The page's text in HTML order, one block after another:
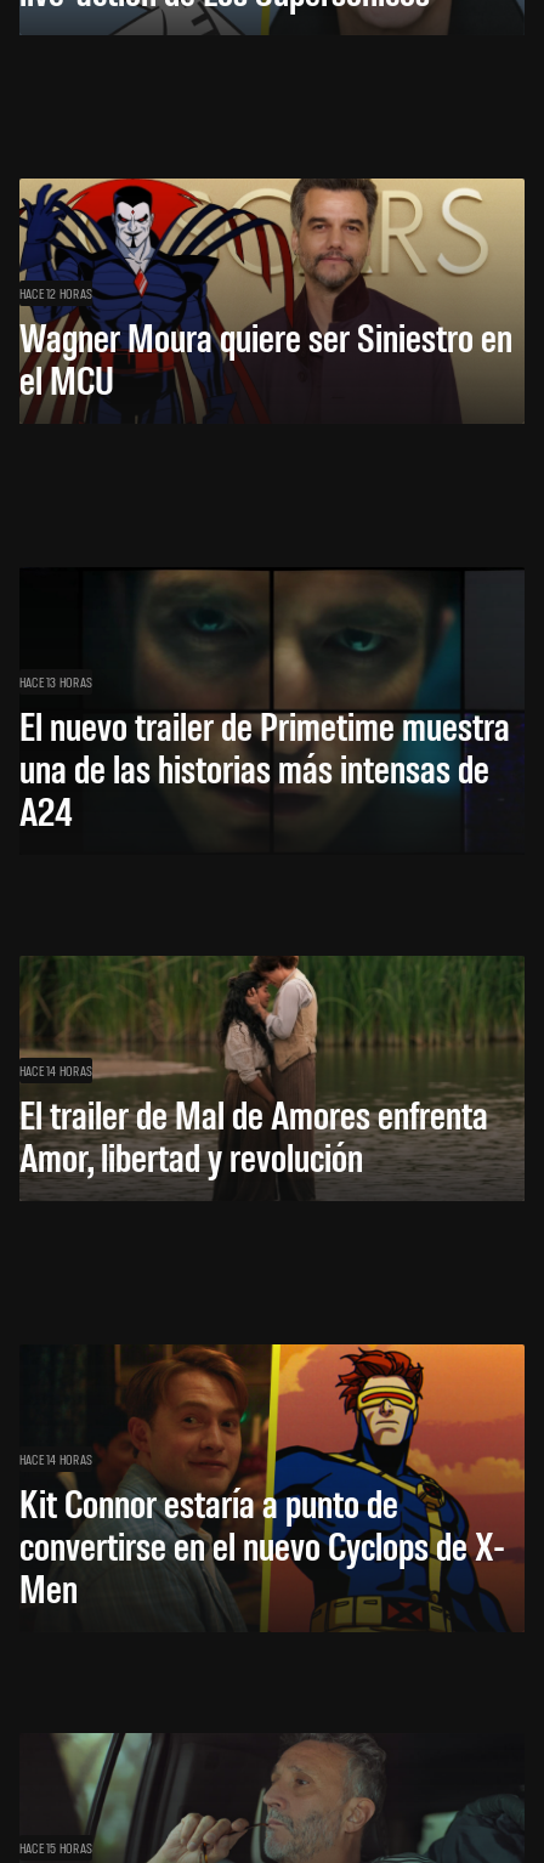
HACE 12 HORAS
Wagner Moura quiere ser Siniestro en
el MCU
HACE 13 HORAS
El nuevo trailer de Primetime muestra
una de las historias más intensas de
A24
HACE 14 HORAS
El trailer de Mal de Amores enfrenta
Amor, libertad y revolución
HACE 14 HORAS
Kit Connor estaría a punto de
convertirse en el nuevo Cyclops de X-
Men
HACE 15 HORAS